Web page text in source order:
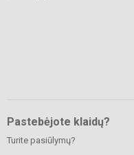
Pastebėjote klaidų?
Turite pasiūlymų?